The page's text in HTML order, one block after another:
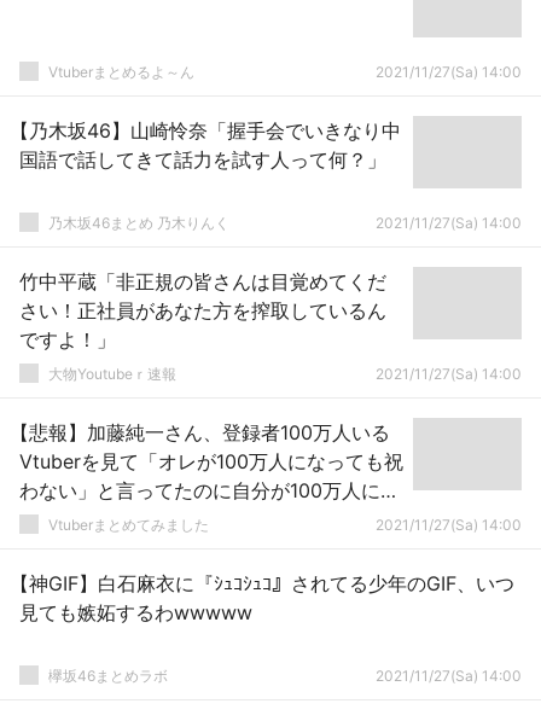
Vtuberまとめるよ～ん 2021/11/27(Sa) 14:00
【乃木坂46】山崎怜奈「握手会でいきなり中
国語で話してきて話力を試す人って何？」
乃木坂46まとめ 乃木りんく 2021/11/27(Sa) 14:00
竹中平蔵「非正規の皆さんは目覚めてくだ
さい！正社員があなた方を搾取しているん
ですよ！」
大物Youtubeｒ速報 2021/11/27(Sa) 14:00
【悲報】加藤純一さん、登録者100万人いる
Vtuberを見て「オレが100万人になっても祝
わない」と言ってたのに自分が100万人にな
ったときの反応がこちらｗｗｗｗｗｗｗｗ
Vtuberまとめてみました 2021/11/27(Sa) 14:00
【神GIF】白石麻衣に『ｼｭｺｼｭｺ』されてる少年のGIF、いつ
見ても嫉妬するわwwwww
欅坂46まとめラボ 2021/11/27(Sa) 14:00